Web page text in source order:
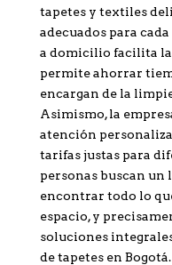
tapetes y textiles
adecuados para
a domicilio facilita
permite ahorrar
encargan de la
Asimismo, la
atención
tarifas justas para
personas buscan un
encontrar todo lo
espacio, y
soluciones
de tapetes en Bogotá.